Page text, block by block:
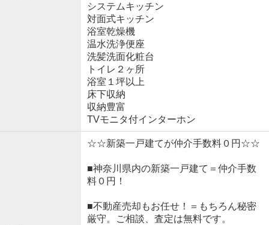
システムキッチン
対面式キッチン
浴室乾燥機
温水洗浄便座
洗髪洗面化粧台
トイレ２ヶ所
浴室１坪以上
床下収納
収納豊富
TVモニタ付インターホン
☆☆新築一戸建てが仲介手数料０円☆☆
■神奈川県内の新築一戸建て＝仲介手数
料０円！
■不動産売却もお任せ！＝もちろん秘密
厳守。ご相談、査定は無料です。